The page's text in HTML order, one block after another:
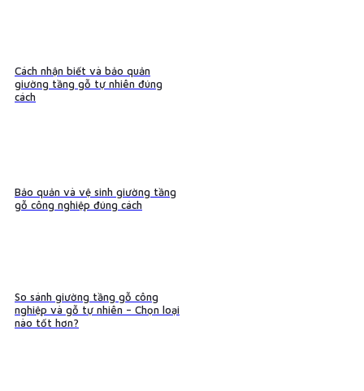
Cách nhận biết và bảo quản
giường tầng gỗ tự nhiên đúng
cách
Bảo quản và vệ sinh giường tầng
gỗ công nghiệp đúng cách
So sánh giường tầng gỗ công
nghiệp và gỗ tự nhiên – Chọn loại
nào tốt hơn?